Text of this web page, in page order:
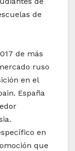
de
de más
ruso
en el
España
en
que